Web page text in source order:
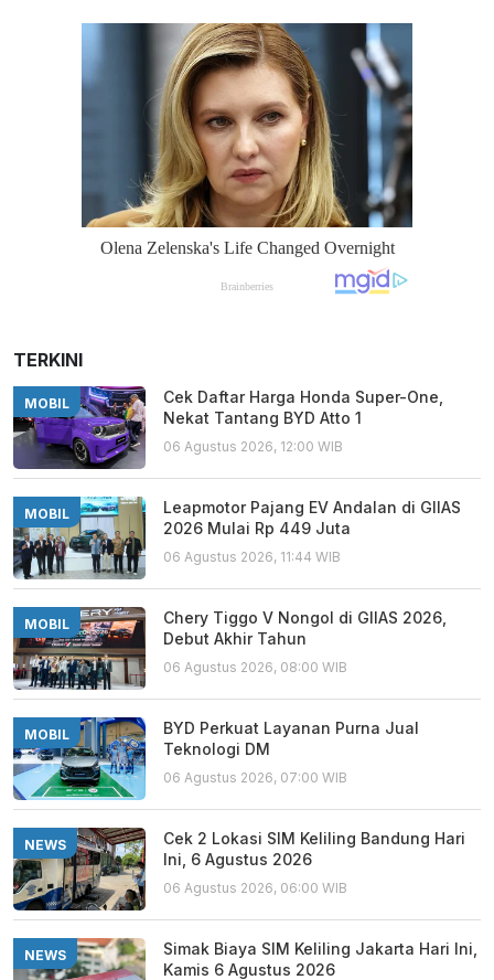
TERKINI
MOBIL
Cek Daftar Harga Honda Super-One,
Nekat Tantang BYD Atto 1
06 Agustus 2026, 12:00 WIB
MOBIL
Leapmotor Pajang EV Andalan di GIIAS
2026 Mulai Rp 449 Juta
06 Agustus 2026, 11:44 WIB
MOBIL
Chery Tiggo V Nongol di GIIAS 2026,
Debut Akhir Tahun
06 Agustus 2026, 08:00 WIB
MOBIL
BYD Perkuat Layanan Purna Jual
Teknologi DM
06 Agustus 2026, 07:00 WIB
NEWS
Cek 2 Lokasi SIM Keliling Bandung Hari
Ini, 6 Agustus 2026
06 Agustus 2026, 06:00 WIB
NEWS
Simak Biaya SIM Keliling Jakarta Hari Ini,
Kamis 6 Agustus 2026